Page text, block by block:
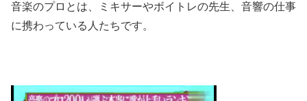
音楽のプロとは、ミキサーやボイトレの先生、音響の仕事
に携わっている人たちです。